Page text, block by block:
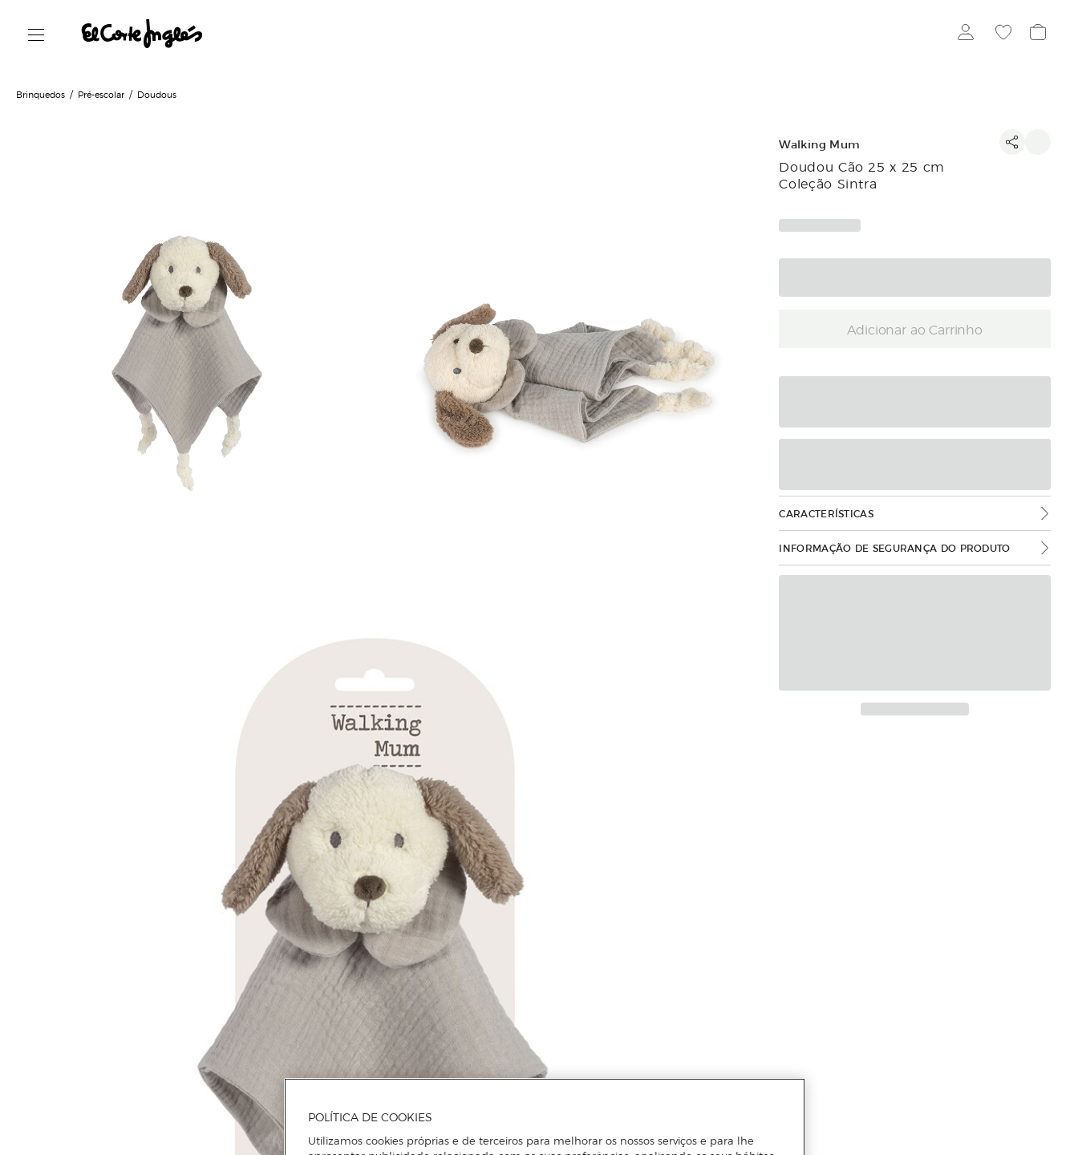
Brinquedos Pré-escolar Doudous
Walking Mum
Doudou Cão 25 x 25 cm
Coleção Sintra
Adicionar ao Carrinho
CARACTERÍSTICAS
INFORMAÇÃO DE SEGURANÇA DO PRODUTO
POLÍTICA DE COOKIES
Utilizamos cookies próprias e de terceiros para melhorar os nossos serviços e para lhe